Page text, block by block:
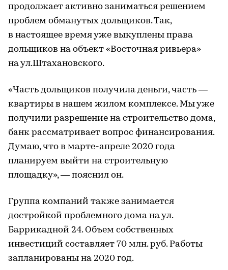
продолжает активно заниматься решением
проблем обманутых дольщиков. Так,
в настоящее время уже выкуплены права
дольщиков на объект «Восточная ривьера»
на ул.Штахановского.
«Часть дольщиков получила деньги, часть —
квартиры в нашем жилом комплексе. Мы уже
получили разрешение на строительство дома,
банк рассматривает вопрос финансирования.
Думаю, что в марте-апреле 2020 года
планируем выйти на строительную
площадку», — пояснил он.
Группа компаний также занимается
достройкой проблемного дома на ул.
Баррикадной 24. Объем собственных
инвестиций составляет 70 млн. руб. Работы
запланированы на 2020 год.